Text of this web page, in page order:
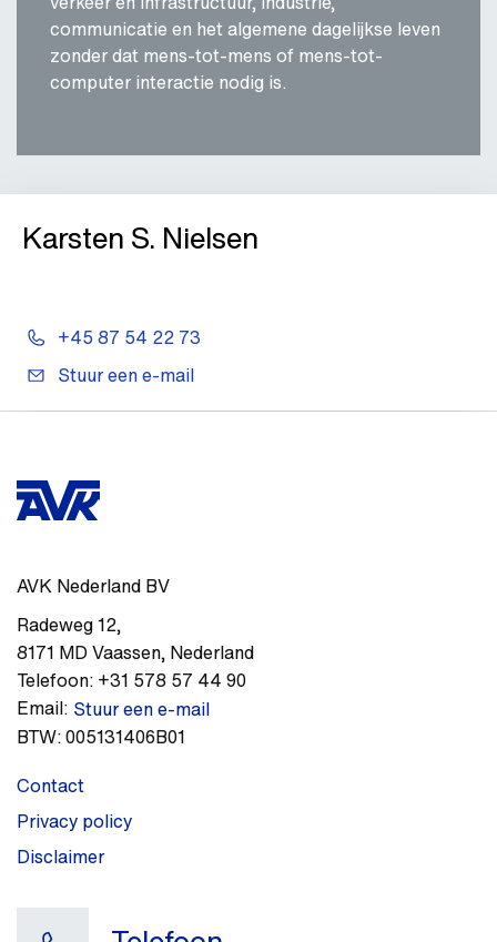
Karsten S. Nielsen
+45 87 54 22 73
Stuur een e-mail
communicatie en het algemene dagelijkse leven
zonder dat mens-tot-mens of mens-tot-
computer interactie nodig is.
AVK Nederland BV
Radeweg 12,
8171 MD Vaassen, Nederland
Telefoon: +31 578 57 44 90
Email: Stuur een e-mail
BTW:005131406B01
Contact
Privacy policy
Disclaimer